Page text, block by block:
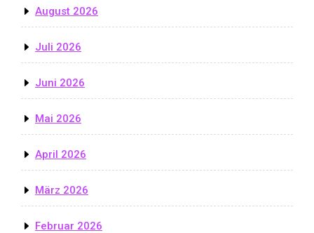
August 2026
Juli 2026
Juni 2026
Mai 2026
April 2026
März 2026
Februar 2026